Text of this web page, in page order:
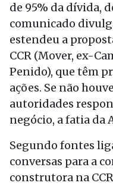
de 95% da dívida,
comunicado
estendeu a
CCR (Mover, ex-
Penido), que têm
ações. Se não
autoridades
negócio, a fatia da
Segundo fontes
conversas para a
construtora na